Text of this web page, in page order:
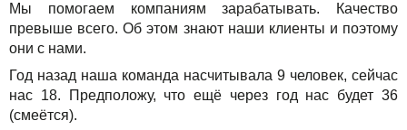
Мы помогаем компаниям зарабатывать. Качество
превыше всего. Об этом знают наши клиенты и поэтому
они с нами.
Год назад наша команда насчитывала 9 человек, сейчас
нас 18. Предположу, что ещё через год нас будет 36
(смеётся).